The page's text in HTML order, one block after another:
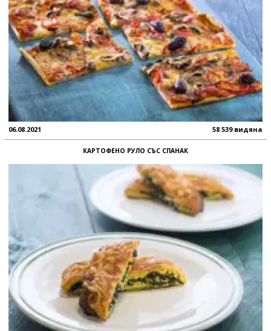
06.08.2021 58 539 видяна
КАРТОФЕНО РУЛО СЪС СПАНАК